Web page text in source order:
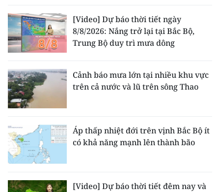
[Video] Dự báo thời tiết ngày
8/8/2026: Nắng trở lại tại Bắc Bộ,
Trung Bộ duy trì mưa dông
Cảnh báo mưa lớn tại nhiều khu vực
trên cả nước và lũ trên sông Thao
Áp thấp nhiệt đới trên vịnh Bắc Bộ ít
có khả năng mạnh lên thành bão
[Video] Dự báo thời tiết đêm nay và